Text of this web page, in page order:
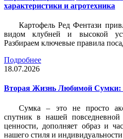
характеристики и агротехника
Картофель Ред Фентази
видом клубней и высокой
Разбираем ключевые правила
Подробнее
18.07.2026
Вторая Жизнь Любимой Сумки:
Сумка – это не просто
спутник в нашей
ценности, дополняет образ и
нашего стиля и индивидуальности